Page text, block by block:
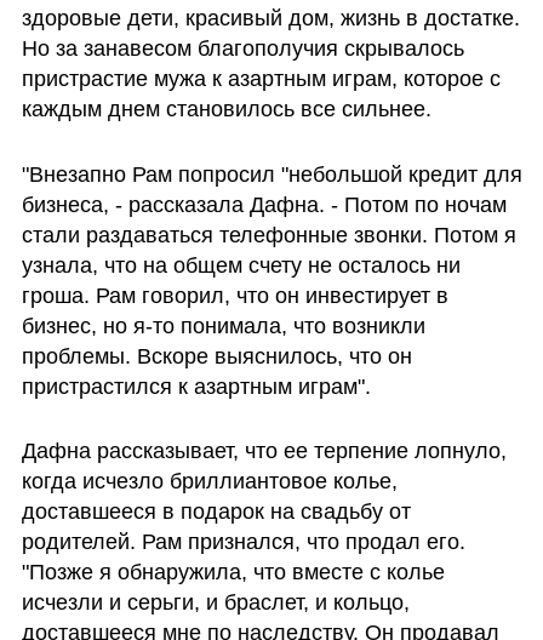
здоровые дети, красивый дом, жизнь в достатке.
Но за занавесом благополучия скрывалось
пристрастие мужа к азартным играм, которое с
каждым днем становилось все сильнее.
"Внезапно Рам попросил "небольшой кредит для
бизнеса, - рассказала Дафна. - Потом по ночам
стали раздаваться телефонные звонки. Потом я
узнала, что на общем счету не осталось ни
гроша. Рам говорил, что он инвестирует в
бизнес, но я-то понимала, что возникли
проблемы. Вскоре выяснилось, что он
пристрастился к азартным играм".
Дафна рассказывает, что ее терпение лопнуло,
когда исчезло бриллиантовое колье,
доставшееся в подарок на свадьбу от
родителей. Рам признался, что продал его.
"Позже я обнаружила, что вместе с колье
исчезли и серьги, и браслет, и кольцо,
доставшееся мне по наследству. Он продавал